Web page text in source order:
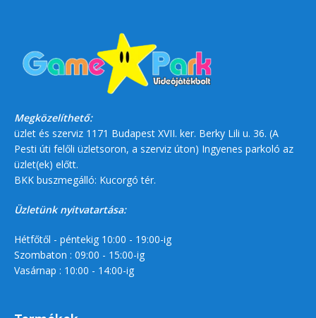
Megközelíthető:
üzlet és szerviz 1171 Budapest XVII. ker. Berky Lili u. 36. (A
Pesti úti felőli üzletsoron, a szerviz úton) Ingyenes parkoló az
üzlet(ek) előtt.
BKK buszmegálló: Kucorgó tér.
Üzletünk nyitvatartása:
Hétfőtől - péntekig 10:00 - 19:00-ig
Szombaton : 09:00 - 15:00-ig
Vasárnap : 10:00 - 14:00-ig